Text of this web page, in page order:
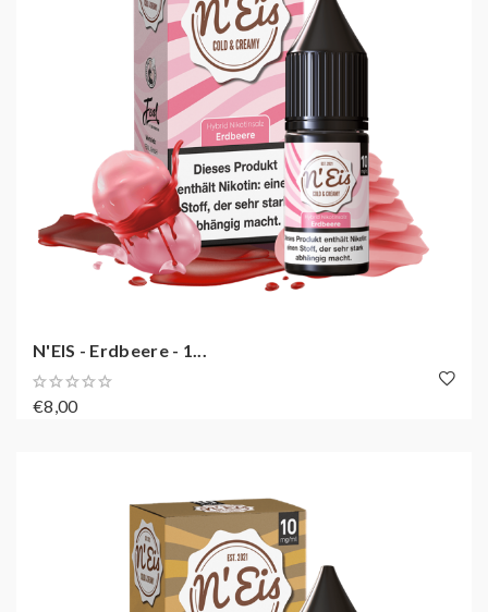
N'EIS - Erdbeere - 1...
€8,00